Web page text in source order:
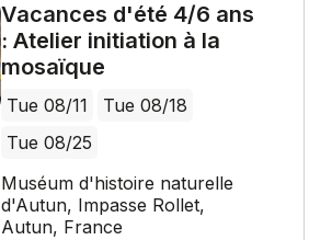
Vacances d'été 4/6 ans
: Atelier initiation à la
mosaïque
Tue 08/11
Tue 08/18
Tue 08/25
Muséum d'histoire naturelle
d'Autun, Impasse Rollet,
Autun, France